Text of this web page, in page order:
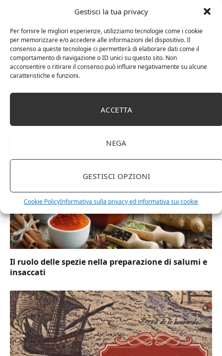
Gestisci la tua privacy
Per fornire le migliori esperienze, utilizziamo tecnologie come i cookie
per memorizzare e/o accedere alle informazioni del dispositivo. Il
consenso a queste tecnologie ci permetterà di elaborare dati come il
comportamento di navigazione o ID unici su questo sito. Non
acconsentire o ritirare il consenso può influire negativamente su alcune
caratteristiche e funzioni.
ACCETTA
NEGA
GESTISCI OPZIONI
Cookie PolicyInformativa sulla privacy ed informativa sui cookie
buon bicchiere di vino e da un pezzo di pane artigianale
diventano piatti unici da gustare con gli amici.
Il ruolo delle spezie nella preparazione di salumi e
insaccati